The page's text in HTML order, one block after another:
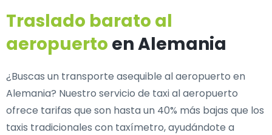
Traslado barato al
aeropuerto en Alemania
¿Buscas un transporte asequible al aeropuerto en
Alemania? Nuestro servicio de taxi al aeropuerto
ofrece tarifas que son hasta un 40% más bajas que los
taxis tradicionales con taxímetro, ayudándote a